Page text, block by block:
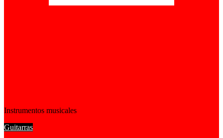
Instrumentos musicales
Guitarras